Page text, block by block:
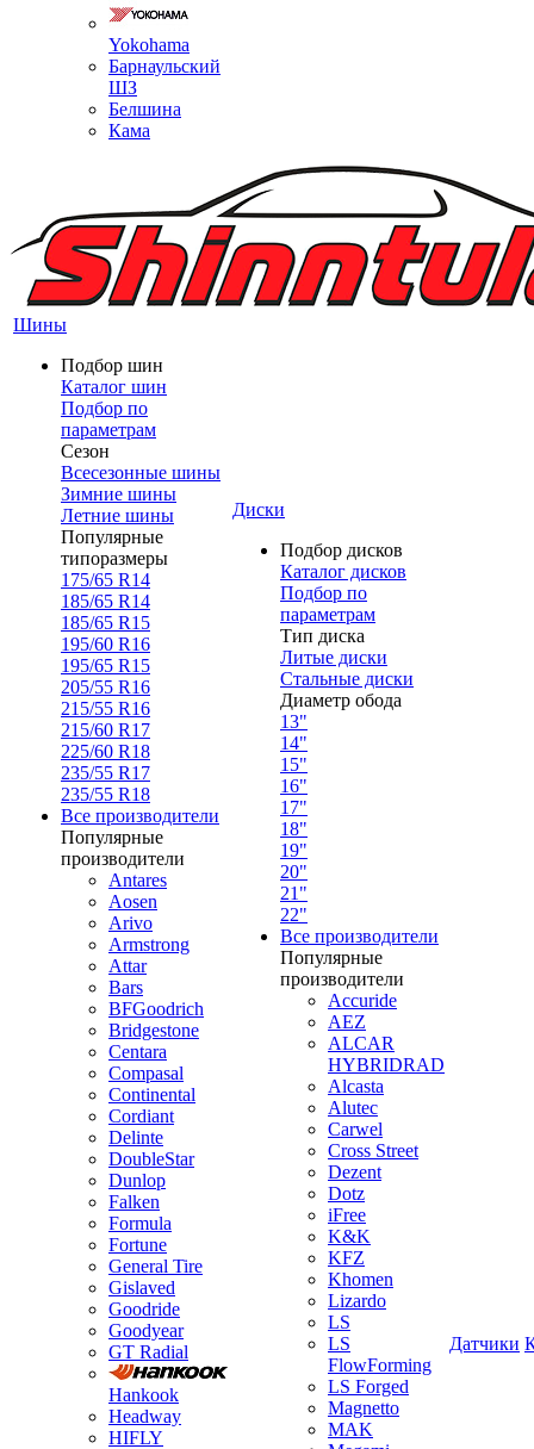
Yokohama
Барнаульский
ШЗ
Белшина
Кама
Шины
Подбор шин
Каталог шин
Подбор по
параметрам
Сезон
Всесезонные шины
Зимние шины
Летние шины
Популярные
типоразмеры
175/65 R14
185/65 R14
185/65 R15
195/60 R16
195/65 R15
205/55 R16
215/55 R16
215/60 R17
225/60 R18
235/55 R17
235/55 R18
Все производители
Популярные
производители
Antares
Aosen
Arivo
Armstrong
Attar
Bars
BFGoodrich
Bridgestone
Centara
Compasal
Continental
Cordiant
Delinte
DoubleStar
Dunlop
Falken
Formula
Fortune
General Tire
Gislaved
Goodride
Goodyear
GT Radial
Hankook
Headway
HIFLY
Диски
Подбор дисков
Каталог дисков
Подбор по
параметрам
Тип диска
Литые диски
Стальные диски
Диаметр обода
13"
14"
15"
16"
17"
18"
19"
20"
21"
22"
Все производители
Популярные
производители
Accuride
AEZ
ALCAR
HYBRIDRAD
Alcasta
Alutec
Carwel
Cross Street
Dezent
Dotz
iFree
K&K
KFZ
Khomen
Lizardo
LS
LS
FlowForming
LS Forged
Magnetto
MAK
Датчики